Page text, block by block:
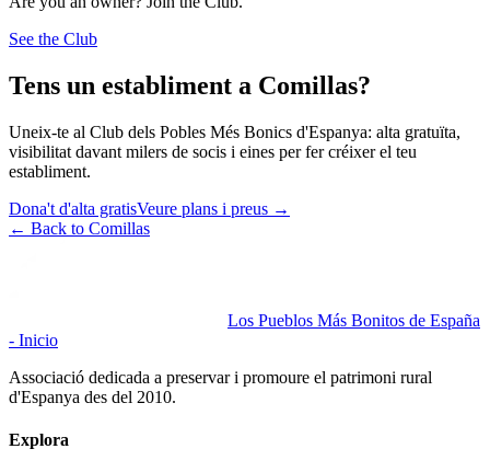
See the Club
Tens un establiment a Comillas?
Uneix-te al Club dels Pobles Més Bonics d'Espanya: alta gratuïta,
visibilitat davant milers de socis i eines per fer créixer el teu
establiment.
Dona't d'alta gratisVeure plans i preus →
← Back to Comillas
Los Pueblos Más Bonitos de España
- Inicio
Associació dedicada a preservar i promoure el patrimoni rural
d'Espanya des del 2010.
Explora